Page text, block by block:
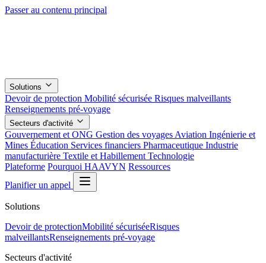
Passer au contenu principal
Solutions
Devoir de protection Mobilité sécurisée Risques malveillants
Renseignements pré-voyage
Secteurs d'activité
Gouvernement et ONG Gestion des voyages Aviation Ingénierie et
Mines Éducation Services financiers Pharmaceutique Industrie
manufacturière Textile et Habillement Technologie
Plateforme Pourquoi HAAVYN Ressources
Planifier un appel
Solutions
Devoir de protectionMobilité sécuriséeRisques
malveillantsRenseignements pré-voyage
Secteurs d'activité